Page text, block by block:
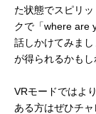
た状態でスピリ
クで「where are
話しかけてみまし
が得られるかもし
VRモードではよ
ある方はぜひチャ